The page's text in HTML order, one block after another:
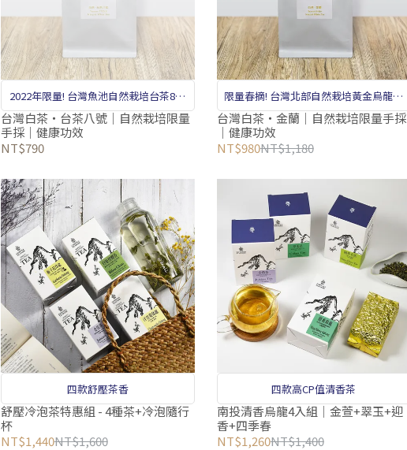
2022年限量! 台灣魚池自然栽培台茶8號
白茶
台灣白茶‧台茶八號｜自然栽培限量
手採｜健康功效
NT$790
限量春摘! 台灣北部自然栽培黃金烏龍白
茶
台灣白茶‧金蘭｜自然栽培限量手採
｜健康功效
NT$980NT$1,180
四款舒壓茶香
舒壓冷泡茶特惠組 - 4種茶+冷泡隨行
杯
NT$1,440NT$1,600
四款高CP值清香茶
南投清香烏龍4入組｜金萱+翠玉+迎
香+四季春
NT$1,260NT$1,400